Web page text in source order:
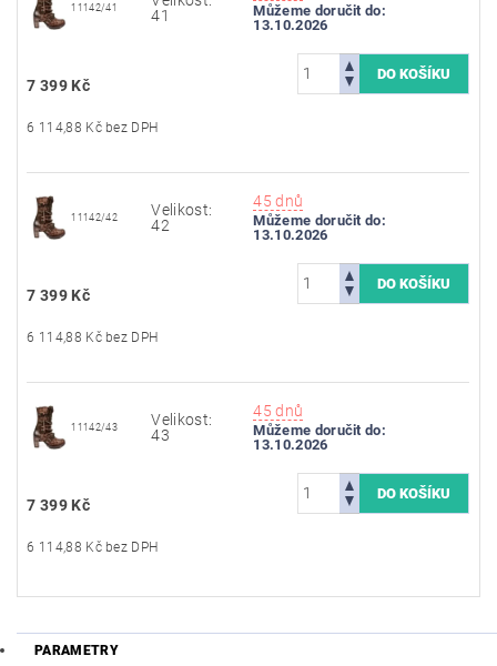
11142/41
41
Můžeme doručit do:
13.10.2026
7 399 Kč
6 114,88 Kč bez DPH
11142/42
Velikost:
42
45 dnů
Můžeme doručit do:
13.10.2026
7 399 Kč
6 114,88 Kč bez DPH
11142/43
Velikost:
43
45 dnů
Můžeme doručit do:
13.10.2026
7 399 Kč
6 114,88 Kč bez DPH
PARAMETRY